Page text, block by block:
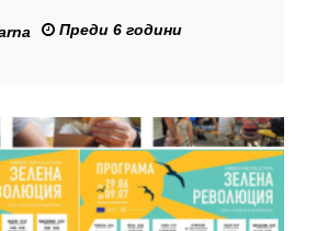
Каменар
Преди 6 години